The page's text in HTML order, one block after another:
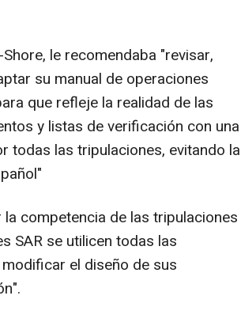
le recomendaba "revisar,
su manual de operaciones
que refleje la realidad de las
y listas de verificación con una
todas las tripulaciones, evitando la
competencia de las tripulaciones
SAR se utilicen todas las
el diseño de sus